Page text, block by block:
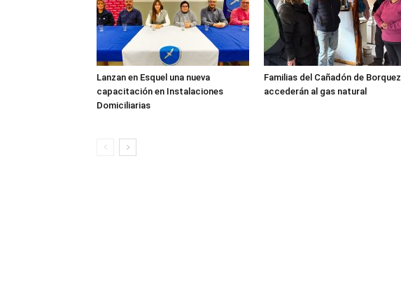
Lanzan en Esquel una nueva
capacitación en Instalaciones
Domiciliarias
Familias del Cañadón de Borquez
accederán al gas natural